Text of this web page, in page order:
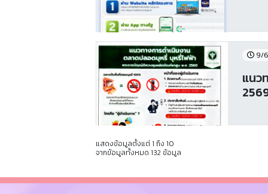
9/
แนว
แสดงข้อมูลตั้งแต่ 1 ถึง 10
จากข้อมูลทั้งหมด 132 ข้อมูล